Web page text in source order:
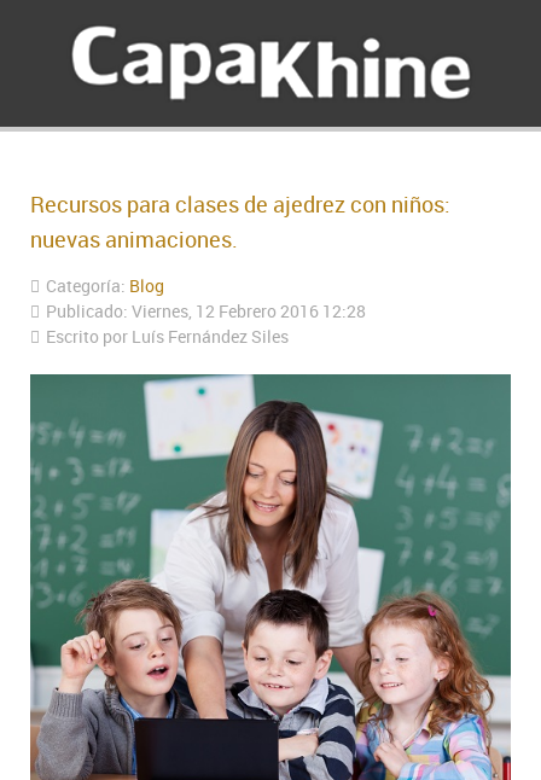
Recursos para clases de ajedrez con niños:
nuevas animaciones.
Categoría: Blog
Publicado: Viernes, 12 Febrero 2016 12:28
Escrito por Luís Fernández Siles